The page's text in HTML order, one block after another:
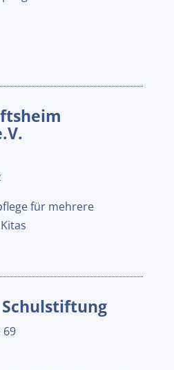
für mehrere
Schulstiftung
69